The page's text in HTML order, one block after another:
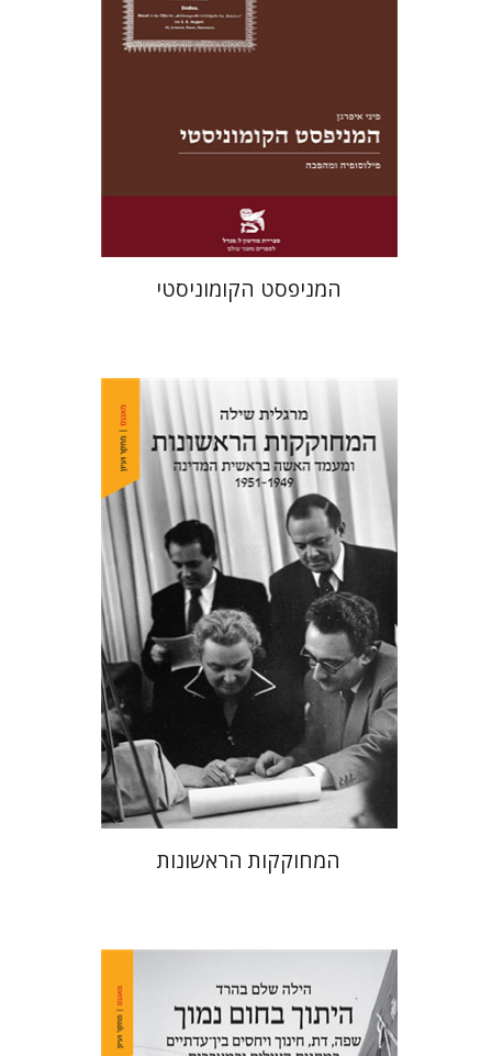
מחיר השקה
המניפסט הקומוניסטי
מרגלית שילה
הנחת אתר ספר מודפס
$42
$38
המחוקקות הראשונות
הילה שלם בהרד